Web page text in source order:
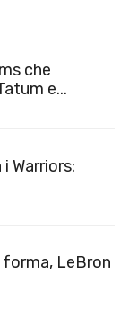
che
e...
Warriors:
LeBron